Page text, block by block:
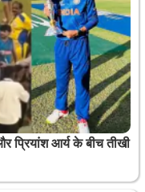
आर्य के बीच तीखी